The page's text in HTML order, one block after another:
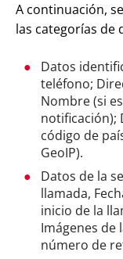
A continuación,
las categorías de
Datos
teléfono;
Nombre (si
notificación);
código de
GeoIP).
Datos de la
llamada,
inicio de la
Imágenes de
número de